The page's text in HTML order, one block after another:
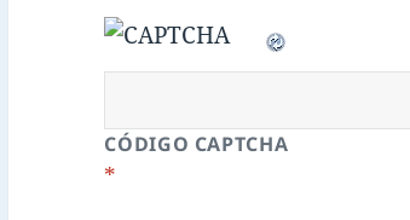
CÓDIGO CAPTCHA
*